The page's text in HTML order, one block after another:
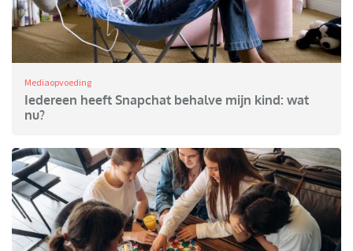
Mediaopvoeding
Iedereen heeft Snapchat behalve mijn kind: wat
nu?